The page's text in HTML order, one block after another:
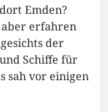
Emden?
erfahren
der
Schiffe für
sah vor einigen